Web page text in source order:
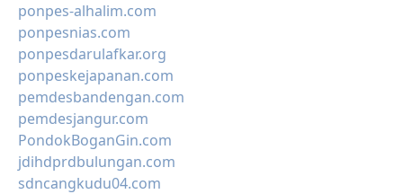
ponpes-alhalim.com
ponpesnias.com
ponpesdarulafkar.org
ponpeskejapanan.com
pemdesbandengan.com
pemdesjangur.com
PondokBoganGin.com
jdihdprdbulungan.com
sdncangkudu04.com